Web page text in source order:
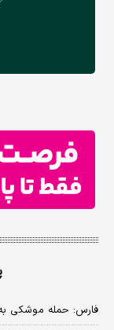
فارس: حمله موشکی